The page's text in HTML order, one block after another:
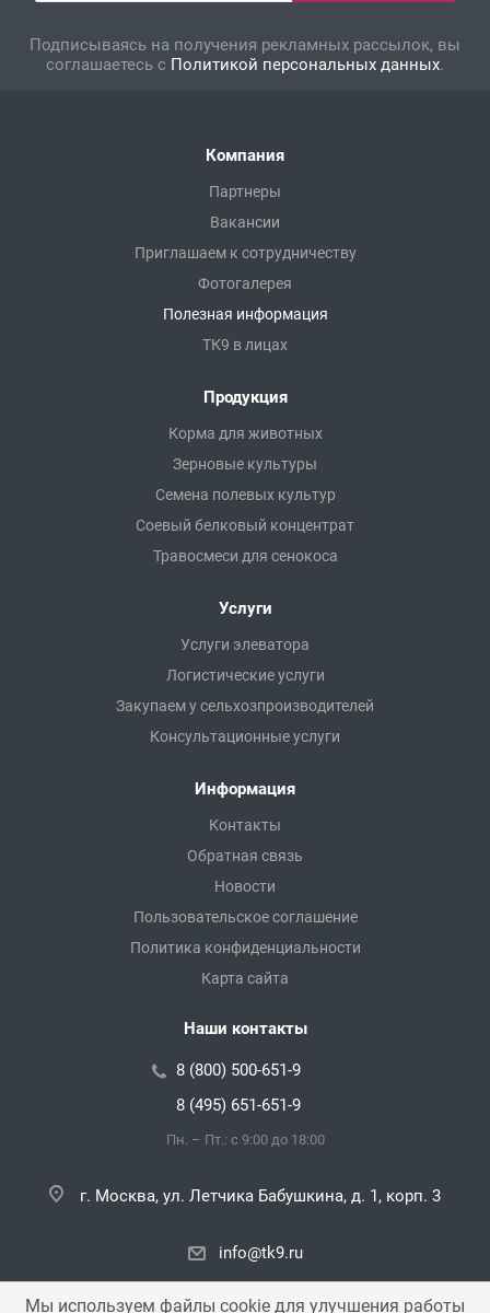
Подписываясь на получения рекламных рассылок, вы
соглашаетесь с Политикой персональных данных.
Компания
Партнеры
Вакансии
Приглашаем к сотрудничеству
Фотогалерея
Полезная информация
ТК9 в лицах
Продукция
Корма для животных
Зерновые культуры
Семена полевых культур
Соевый белковый концентрат
Травосмеси для сенокоса
Услуги
Услуги элеватора
Логистические услуги
Закупаем у сельхозпроизводителей
Консультационные услуги
Информация
Контакты
Обратная связь
Новости
Пользовательское соглашение
Политика конфиденциальности
Карта сайта
Наши контакты
8 (800) 500-651-9
8 (495) 651-651-9
Пн. – Пт.: с 9:00 до 18:00
г. Москва, ул. Летчика Бабушкина, д. 1, корп. 3
info@tk9.ru
Мы используем файлы cookie для улучшения работы